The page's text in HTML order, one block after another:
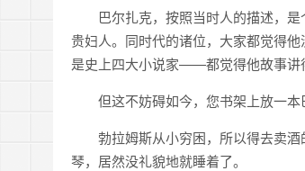
巴尔扎克，按照当时人的描述，
贵妇人。同时代的诸位，大家都觉得
是史上四大小说家——都觉得他故事讲
但这不妨碍如今，您书架上放一本
勃拉姆斯从小穷困，所以得去卖
琴，居然没礼貌地就睡着了。